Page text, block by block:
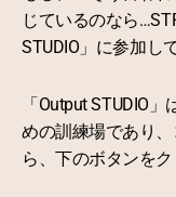
じているのなら
STUDIO」に参加し
「Output STUDIO
めの訓練場であり
ら、下のボタンを